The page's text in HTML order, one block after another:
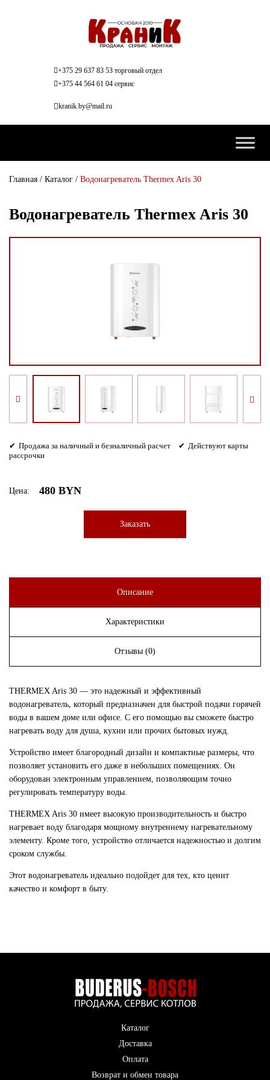
+375 29 637 83 53 торговый отдел
+375 44 564 61 04 сервис
kranik.by@mail.ru
Главная / Каталог / Водонагреватель Thermex Aris 30
Водонагреватель Thermex Aris 30
Продажа за наличный и безналичный расчет
Действуют карты
рассрочки
Цена: 480 BYN
Заказать
Описание
Характеристики
Отзывы (0)
THERMEX Aris 30 — это надежный и эффективный
водонагреватель, который предназначен для быстрой подачи горячей
воды в вашем доме или офисе. С его помощью вы сможете быстро
нагревать воду для душа, кухни или прочих бытовых нужд.
Устройство имеет благородный дизайн и компактные размеры, что
позволяет установить его даже в небольших помещениях. Он
оборудован электронным управлением, позволяющим точно
регулировать температуру воды.
THERMEX Aris 30 имеет высокую производительность и быстро
нагревает воду благодаря мощному внутреннему нагревательному
элементу. Кроме того, устройство отличается надежностью и долгим
сроком службы.
Этот водонагреватель идеально подойдет для тех, кто ценит
качество и комфорт в быту.
Каталог
Доставка
Оплата
Возврат и обмен товара